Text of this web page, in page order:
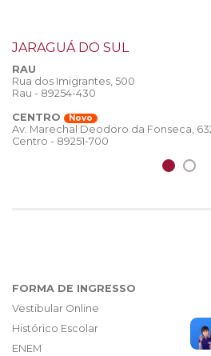
JARAGUÁ DO SUL
RAU
Rua dos Imigrantes, 500
Rau - 89254-430
CENTRO
Novo
Av. Marechal Deodoro da Fonseca,
Centro - 89251-700
FORMA DE INGRESSO
Vestibular Online
Histórico Escolar
ENEM